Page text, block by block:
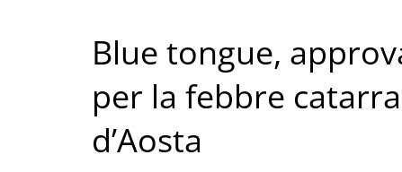
Blue tongue,
per la febbre
d’Aosta